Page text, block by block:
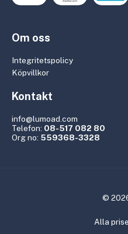
Om oss
Integritetspolicy
Köpvillkor
Kontakt
info@lumoad.com
Telefon: 08-517 082 80
Org no: 559368-3328
©
Alla